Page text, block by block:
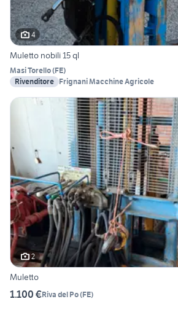
4
Muletto nobili 15 ql
Masi Torello(FE)
Rivenditore Frignani Macchine Agricole
2
Muletto
1.100 €Riva del Po(FE)